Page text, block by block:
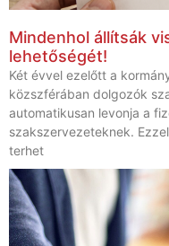
Mindenhol állítsák
lehetőségét!
Két évvel ezelőtt a
közszférában dolgozók
automatikusan levonja a
szakszervezeteknek.
terhet